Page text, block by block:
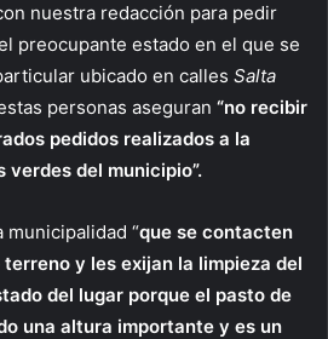
nuestra redacción para pedir
preocupante estado en el que se
ubicado en calles Salta
personas aseguran “no recibir
pedidos realizados a la
del municipio”.
municipalidad “que se contacten
y les exijan la limpieza del
del lugar porque el pasto de
una altura importante y es un